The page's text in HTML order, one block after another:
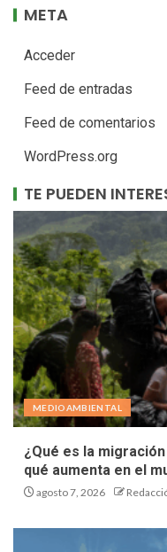
META
Acceder
Feed de entradas
Feed de comentarios
WordPress.org
TE PUEDEN
MEDIOAMBIENTAL
¿Qué es la
qué aumenta en el
agosto 7, 2026